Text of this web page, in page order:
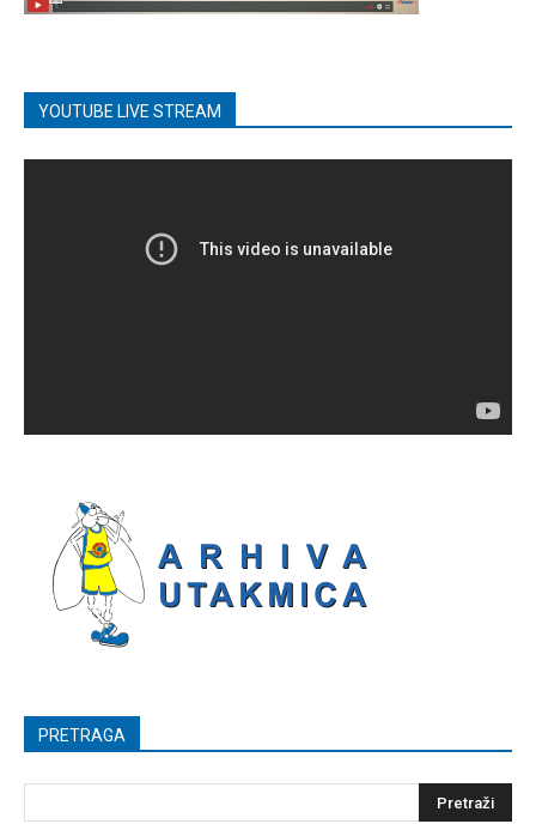
YOUTUBE LIVE STREAM
PRETRAGA